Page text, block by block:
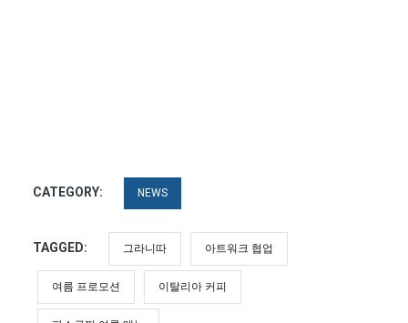
CATEGORY: NEWS
TAGGED: 그라니따 아트워크 협업
여름 프로모션 이탈리아 커피